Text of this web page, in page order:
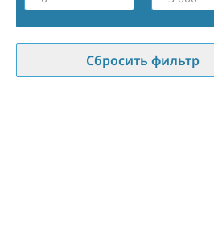
Сбросить фильтр